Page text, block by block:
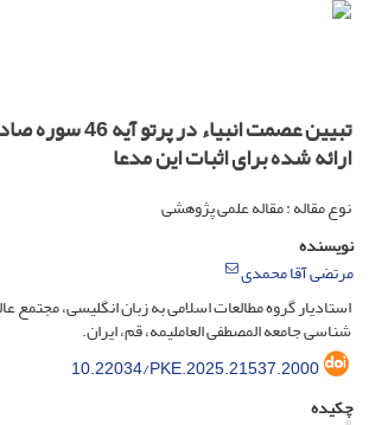
تبیین عصمت انبیاء
ارائه شده برای اثبات این مدعا
نوع مقاله : مقاله علمی پژوهشی
نویسنده
مرتضی آقا محمدی
استادیار گروه مطالعات اسلامی به زبان انگلیسی، مجتمع
شناسی جامعه المصطفی العاملیمه، قم، ایران.
10.22034/PKE.2025.21537.2000
چکیده